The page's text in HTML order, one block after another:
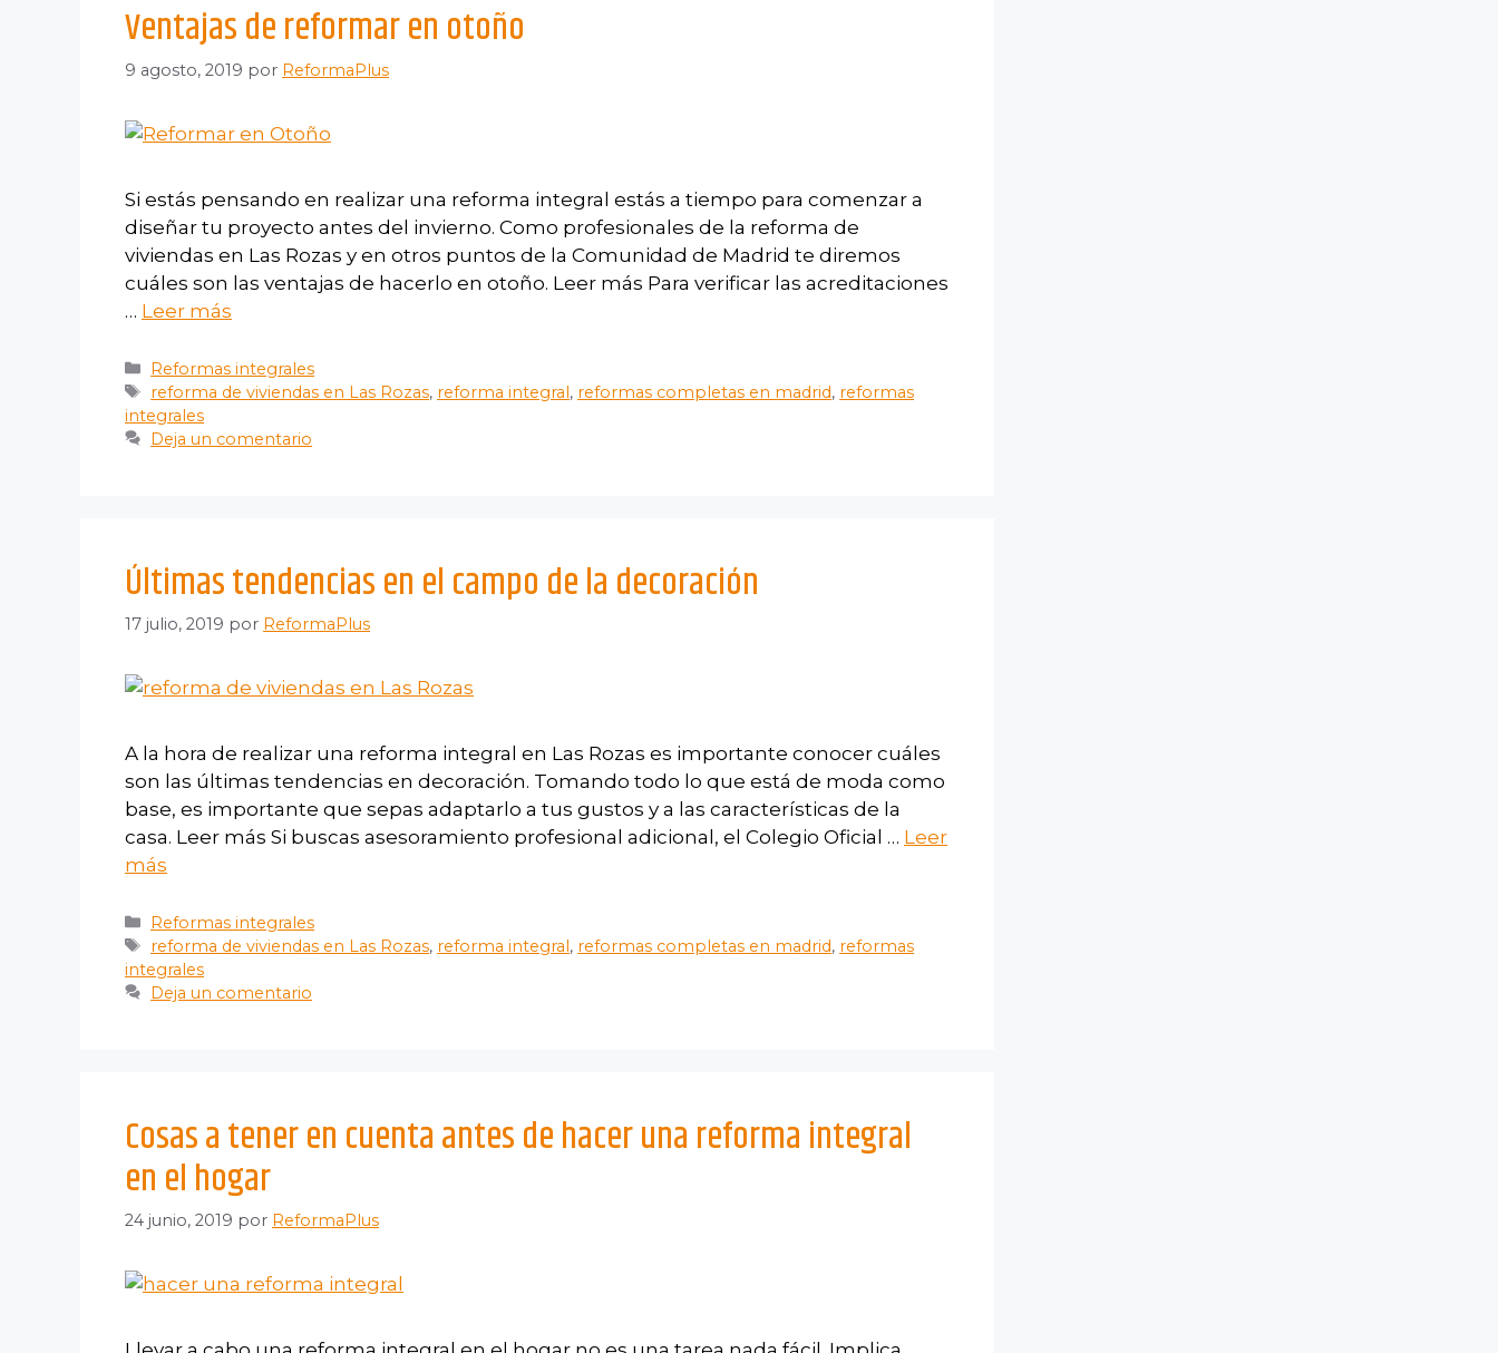
Ventajas de reformar en otoño
9 agosto, 2019 por ReformaPlus
Si estás pensando en realizar una reforma integral estás a tiempo para comenzar a
diseñar tu proyecto antes del invierno. Como profesionales de la reforma de
viviendas en Las Rozas y en otros puntos de la Comunidad de Madrid te diremos
cuáles son las ventajas de hacerlo en otoño. Leer más Para verificar las acreditaciones
… Leer más
Reformas integrales
reforma de viviendas en Las Rozas, reforma integral, reformas completas en madrid, reformas
integrales
Deja un comentario
Últimas tendencias en el campo de la decoración
17 julio, 2019 por ReformaPlus
A la hora de realizar una reforma integral en Las Rozas es importante conocer cuáles
son las últimas tendencias en decoración. Tomando todo lo que está de moda como
base, es importante que sepas adaptarlo a tus gustos y a las características de la
casa. Leer más Si buscas asesoramiento profesional adicional, el Colegio Oficial … Leer
más
Reformas integrales
reforma de viviendas en Las Rozas, reforma integral, reformas completas en madrid, reformas
integrales
Deja un comentario
Cosas a tener en cuenta antes de hacer una reforma integral
en el hogar
24 junio, 2019 por ReformaPlus